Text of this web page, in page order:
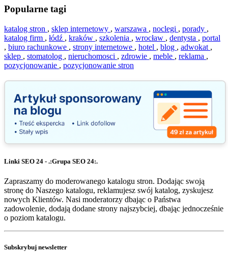
Popularne tagi
katalog stron , sklep internetowy , warszawa , noclegi , porady ,
katalog firm , łódź , kraków , szkolenia , wrocław , dentysta , portal
, biuro rachunkowe , strony internetowe , hotel , blog , adwokat ,
sklep , stomatolog , nieruchomosci , zdrowie , meble , reklama ,
pozycjonowanie , pozycjonowanie stron
Linki SEO 24 - .:Grupa SEO 24:.
Zapraszamy do moderowanego katalogu stron. Dodając swoją
stronę do Naszego katalogu, reklamujesz swój katalog, zyskujesz
nowych Klientów. Nasi moderatorzy dbając o Państwa
zadowolenie, dodają dodane strony najszybciej, dbając jednocześnie
o poziom katalogu.
Subskrybuj newsletter